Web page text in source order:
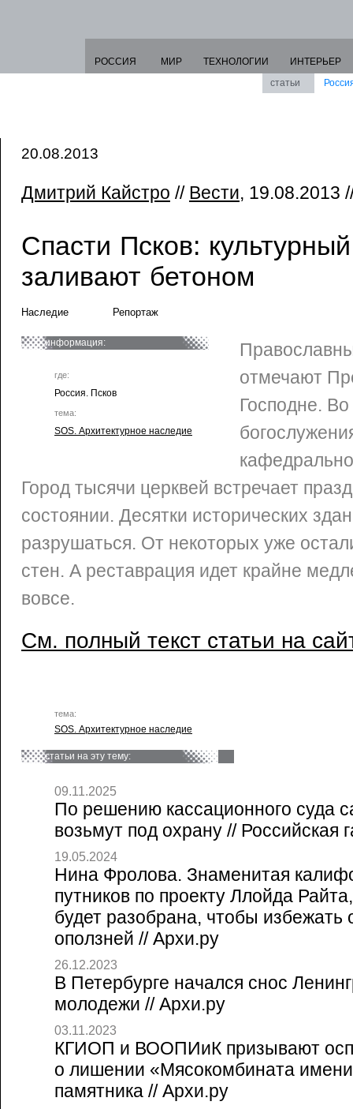
РОССИЯ МИР ТЕХНОЛОГИИ
ИНТЕРЬЕР
статьи
20.08.2013
Дмитрий Кайстро // Вести, 19.08.2013
Спасти Псков:
заливают бетоном
Наследие Репортаж
информация:
где:
Россия. Псков
тема:
SOS. Архитектурное наследие
отмечают
Господне.
Город тысячи церквей встречает
состоянии. Десятки исторических
разрушаться. От некоторых уже
стен. А реставрация идет крайне
вовсе.
См. полный текст статьи на
тема:
SOS. Архитектурное наследие
статьи на эту тему:
09.11.2025
По решению кассационного суда
возьмут под охрану // Российская
19.05.2024
Нина Фролова. Знаменитая
путников по проекту Ллойда
будет разобрана, чтобы избежать
оползней // Архи.ру
26.12.2023
В Петербурге начался снос
молодежи // Архи.ру
03.11.2023
КГИОП и ВООПИиК призывают
о лишении «Мясокомбината
памятника // Архи.ру